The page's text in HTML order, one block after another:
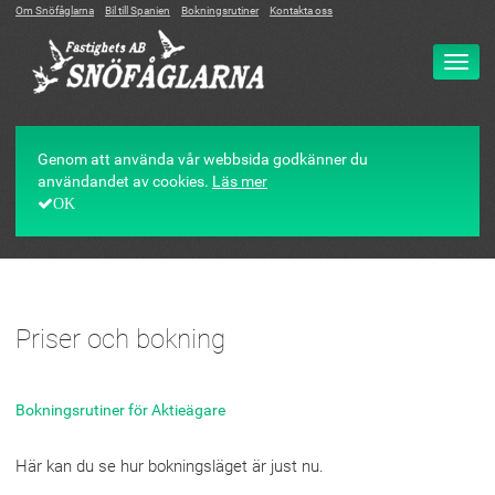
Om Snöfåglarna Bil till Spanien Bokningsrutiner Kontakta oss
Genom att använda vår webbsida godkänner du
användandet av cookies. Läs mer
OK
Priser och bokning
Bokningsrutiner för Aktieägare
Här kan du se hur bokningsläget är just nu.